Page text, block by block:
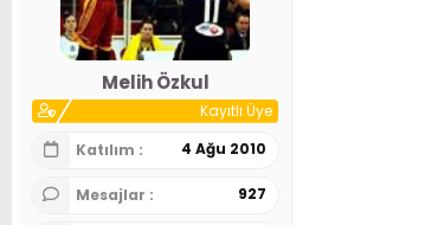
Melih Özkul
Kayıtlı Üye
Katılım
4 Ağu 2010
Mesajlar 927